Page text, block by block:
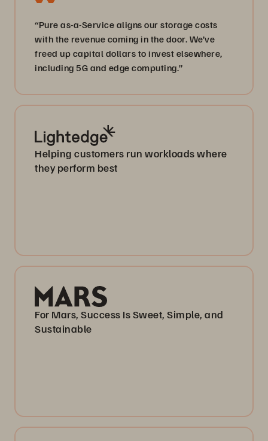
“Pure as-a-Service aligns our storage costs
with the revenue coming in the door. We’ve
freed up capital dollars to invest elsewhere,
including 5G and edge computing.”
Helping customers run workloads where
they perform best
For Mars, Success Is Sweet, Simple, and
Sustainable